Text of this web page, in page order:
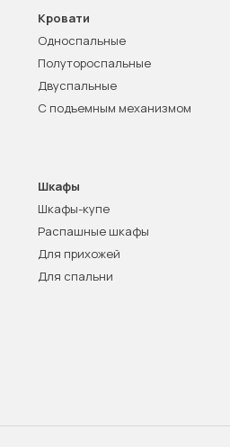
Кровати
Односпальные
Полутороспальные
Двуспальные
С подъемным механизмом
Шкафы
Шкафы-купе
Распашные шкафы
Для прихожей
Для спальни